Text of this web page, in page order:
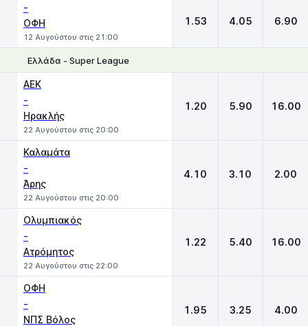
-
ΟΦΗ
12 Αυγούστου στις 21:00
1.53 4.05 6.90
Ελλάδα - Super League
ΑΕΚ
-
Ηρακλής
22 Αυγούστου στις 20:00
1.20 5.90 16.00
Καλαμάτα
-
Άρης
22 Αυγούστου στις 20:00
4.10 3.10 2.00
Ολυμπιακός
-
Ατρόμητος
22 Αυγούστου στις 22:00
1.22 5.40 16.00
ΟΦΗ
-
ΝΠΣ Βόλος
1.95 3.25 4.00